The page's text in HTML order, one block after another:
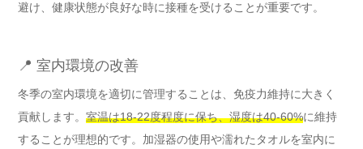
避け、健康状態が良好な時に接種を受けることが重要です。
📍 室内環境の改善
冬季の室内環境を適切に管理することは、免疫力維持に大きく
貢献します。 室温は18-22度程度に保ち、湿度は40-60%に維持
することが理想的です。加湿器の使用や濡れたタオルを室内に